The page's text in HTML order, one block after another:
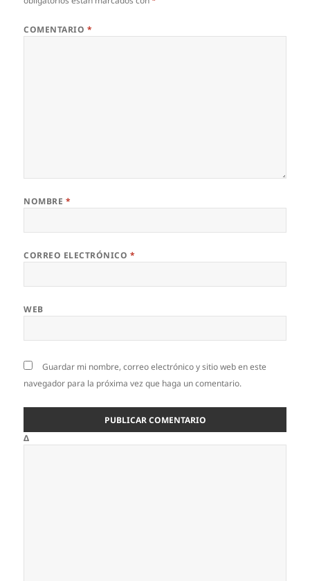
COMENTARIO *
NOMBRE *
CORREO ELECTRÓNICO *
WEB
Guardar mi nombre, correo electrónico y sitio web en este
navegador para la próxima vez que haga un comentario.
Δ